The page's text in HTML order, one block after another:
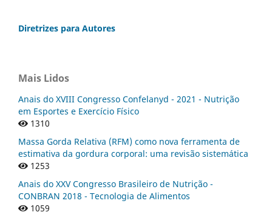
Diretrizes para Autores
Mais Lidos
Anais do XVIII Congresso Confelanyd - 2021 - Nutrição
em Esportes e Exercício Físico
1310
Massa Gorda Relativa (RFM) como nova ferramenta de
estimativa da gordura corporal: uma revisão sistemática
1253
Anais do XXV Congresso Brasileiro de Nutrição -
CONBRAN 2018 - Tecnologia de Alimentos
1059